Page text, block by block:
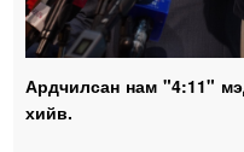
Ардчилсан нам "4:11"
хийв.